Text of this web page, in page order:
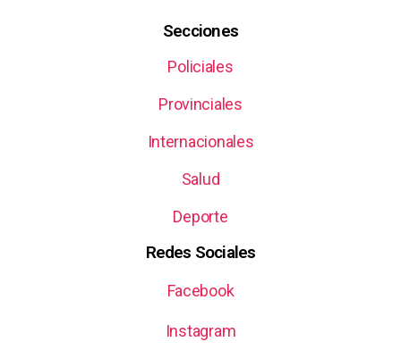
Secciones
Policiales
Provinciales
Internacionales
Salud
Deporte
Redes Sociales
Facebook
Instagram